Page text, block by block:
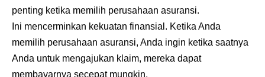
penting ketika memilih perusahaan asuransi.
Ini mencerminkan kekuatan finansial. Ketika Anda
memilih perusahaan asuransi, Anda ingin ketika saatnya
Anda untuk mengajukan klaim, mereka dapat
membayarnya secepat mungkin.